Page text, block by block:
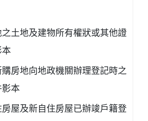
土地及建物所有權狀或其他證
本
房地向地政機關辦理登記時之
影本
屋及新自住房屋已辦竣戶籍登